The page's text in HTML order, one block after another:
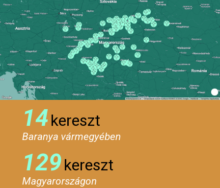
14kereszt
Baranya vármegyében
129kereszt
Magyarországon